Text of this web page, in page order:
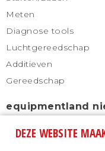
Meten
Diagnose tools
Luchtgereedschap
Additieven
Gereedschap
equipmentland
Schrijf u in voor
DEZE WEBSITE